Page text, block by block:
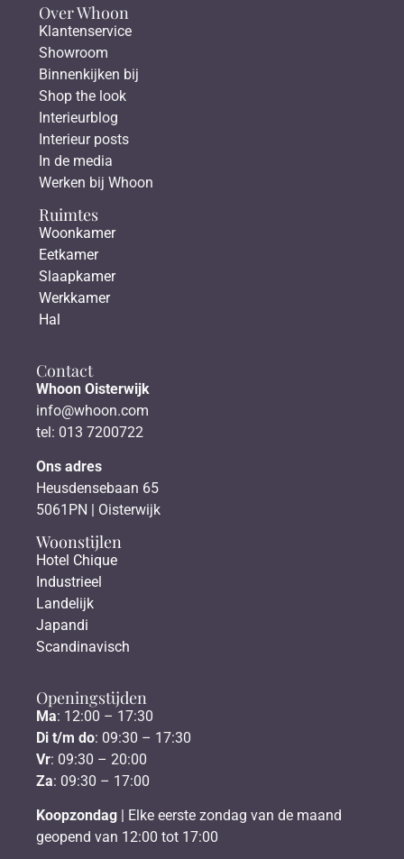
Over Whoon
Klantenservice
Showroom
Binnenkijken bij
Shop the look
Interieurblog
Interieur posts
In de media
Werken bij Whoon
Ruimtes
Woonkamer
Eetkamer
Slaapkamer
Werkkamer
Hal
Contact
Whoon Oisterwijk
info@whoon.com
tel: 013 7200722
Ons adres
Heusdensebaan 65
5061PN | Oisterwijk
Woonstijlen
Hotel Chique
Industrieel
Landelijk
Japandi
Scandinavisch
Openingstijden
Ma: 12:00 – 17:30
Di t/m do: 09:30 – 17:30
Vr: 09:30 – 20:00
Za: 09:30 – 17:00
Koopzondag | Elke eerste zondag van de maand
geopend van 12:00 tot 17:00